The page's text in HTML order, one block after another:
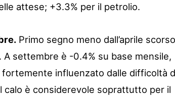
attese; +3.3% per il petrolio.
Primo segno meno dall’aprile scorso
settembre è -0.4% su base mensile,
fortemente influenzato dalle difficoltà
è considerevole soprattutto per il